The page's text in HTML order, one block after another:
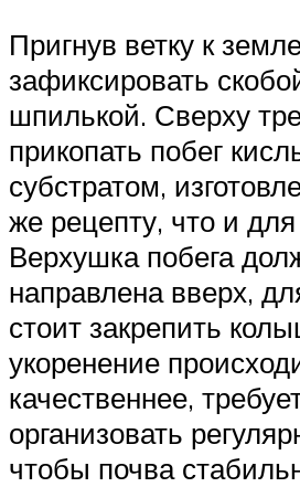
Пригнув ветку к
зафиксировать
шпилькой. Сверху
прикопать побег
субстратом,
же рецепту, что и
Верхушка побега
направлена вверх,
стоит закрепить
укоренение
качественнее,
организовать
чтобы почва